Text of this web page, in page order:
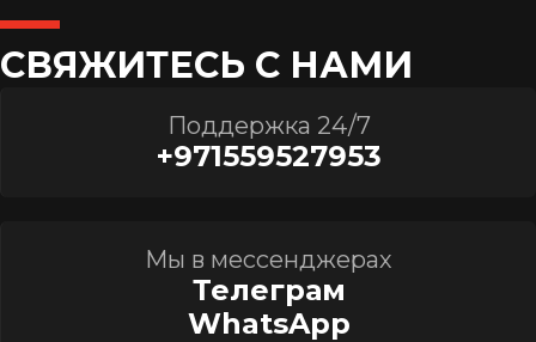
СВЯЖИТЕСЬ С НАМИ
Поддержка 24/7
+971559527953
Мы в мессенджерах
Телеграм
WhatsApp